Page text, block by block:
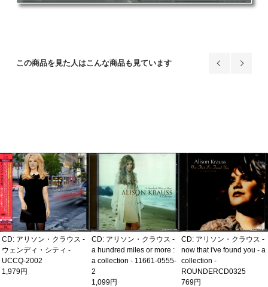
この商品を見た人はこんな商品も見ています
CD: アリソン・クラウス -
ウェンディ・シティ -
UCCQ-2002
1,979円
CD: アリソン・クラウス -
a hundred miles or more :
a collection - 11661-0555-
2
1,099円
CD: アリソン・クラウス -
now that i've found you - a
collection -
ROUNDERCD0325
769円